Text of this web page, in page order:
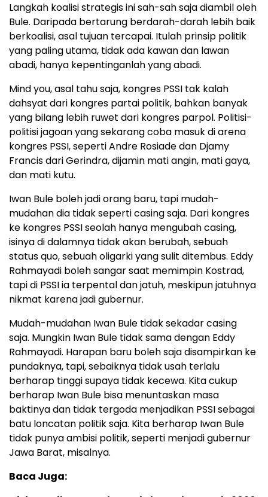
Langkah koalisi strategis ini sah-sah saja diambil oleh
Bule. Daripada bertarung berdarah-darah lebih baik
berkoalisi, asal tujuan tercapai. Itulah prinsip politik
yang paling utama, tidak ada kawan dan lawan
abadi, hanya kepentinganlah yang abadi.
Mind you, asal tahu saja, kongres PSSI tak kalah
dahsyat dari kongres partai politik, bahkan banyak
yang bilang lebih ruwet dari kongres parpol. Politisi-
politisi jagoan yang sekarang coba masuk di arena
kongres PSSI, seperti Andre Rosiade dan Djamy
Francis dari Gerindra, dijamin mati angin, mati gaya,
dan mati kutu.
Iwan Bule boleh jadi orang baru, tapi mudah-
mudahan dia tidak seperti casing saja. Dari kongres
ke kongres PSSI seolah hanya mengubah casing,
isinya di dalamnya tidak akan berubah, sebuah
status quo, sebuah oligarki yang sulit ditembus. Eddy
Rahmayadi boleh sangar saat memimpin Kostrad,
tapi di PSSI ia terpental dan jatuh, meskipun jatuhnya
nikmat karena jadi gubernur.
Mudah-mudahan Iwan Bule tidak sekadar casing
saja. Mungkin Iwan Bule tidak sama dengan Eddy
Rahmayadi. Harapan baru boleh saja disampirkan ke
pundaknya, tapi, sebaiknya tidak usah terlalu
berharap tinggi supaya tidak kecewa. Kita cukup
berharap Iwan Bule bisa menuntaskan masa
baktinya dan tidak tergoda menjadikan PSSI sebagai
batu loncatan politik saja. Kita berharap Iwan Bule
tidak punya ambisi politik, seperti menjadi gubernur
Jawa Barat, misalnya.
Baca Juga: